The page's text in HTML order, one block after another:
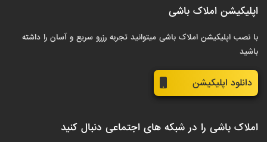
اپلیکیشن املاک باشی
با نصب اپلیکیشن املاک باشی میتوانید تجربه رزرو سریع و آسان را داشته
باشید
دانلود اپلیکیشن
املاک باشی را در شبکه های اجتماعی دنبال کنید